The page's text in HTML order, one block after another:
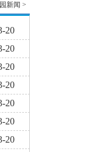
新闻 >
20
20
20
20
20
20
20